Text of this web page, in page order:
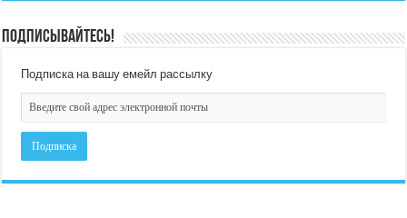
Подписывайтесь!
Подписка на вашу емейл рассылку